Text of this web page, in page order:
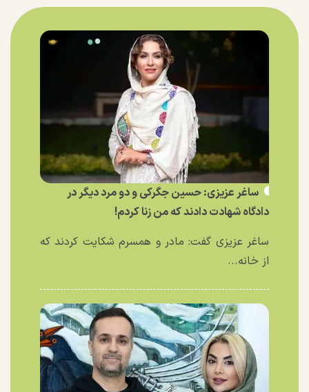
ساغر عزیزی: حسین جگرکی و دو مرد دیگر در
دادگاه شهادت دادند که من زنا کردم!
ساغر عزیزی گفت: مادر و همسرم شکایت کردند که
از خانه...